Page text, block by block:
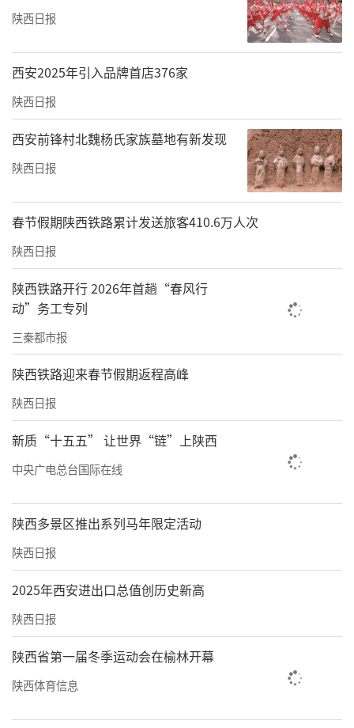
陕西日报
西安2025年引入品牌首店376家
陕西日报
西安前锋村北魏杨氏家族墓地有新发现
陕西日报
春节假期陕西铁路累计发送旅客410.6万人次
陕西日报
陕西铁路开行 2026年首趟“春风行
动”务工专列
三秦都市报
陕西铁路迎来春节假期返程高峰
陕西日报
新质“十五五” 让世界“链”上陕西
中央广电总台国际在线
陕西多景区推出系列马年限定活动
陕西日报
2025年西安进出口总值创历史新高
陕西日报
陕西省第一届冬季运动会在榆林开幕
陕西体育信息